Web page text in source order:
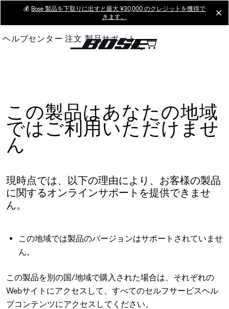
Main
💰 Bose 製品を下取りに出すと最大 ¥30,000 のクレジットを獲得で
きます。
ヘルプセンター 注文 製品サポート
この製品はあなたの地域
ではご利用いただけませ
ん
現時点では、以下の理由により、お客様の製品
に関するオンラインサポートを提供できませ
ん。
この地域では製品のバージョンはサポートされていませ
ん。
この製品を別の国/地域で購入された場合は、それぞれの
Webサイトにアクセスして、すべてのセルフサービスヘル
プコンテンツにアクセスしてください。